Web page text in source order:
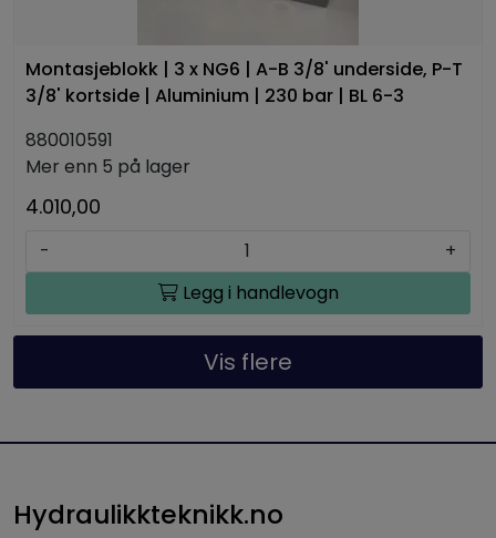
Montasjeblokk | 3 x NG6 | A-B 3/8' underside, P-T
3/8' kortside | Aluminium | 230 bar | BL 6-3
880010591
Mer enn 5 på lager
4.010,00
-
+
Legg i handlevogn
Vis flere
Hydraulikkteknikk.no